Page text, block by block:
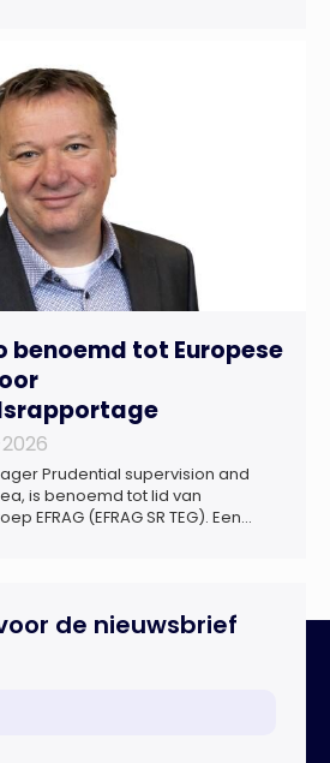
Ard Korevaar Personenschade,
benoemd tot Europese
Prudential supervision and
is benoemd tot lid van
EFRAG (EFRAG SR TEG). Een
bij het ontwikkelen van […]
de nieuwsbrief